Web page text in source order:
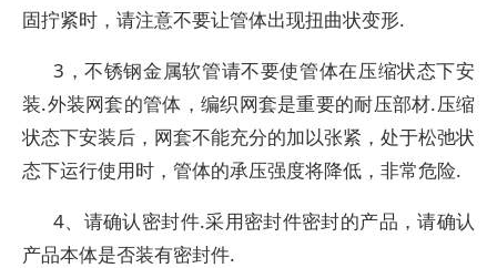
固拧紧时，请注意不要让管体出现扭曲状变形.
3，不锈钢金属软管请不要使管体在压缩状态下安
装.外装网套的管体，编织网套是重要的耐压部材.压缩
状态下安装后，网套不能充分的加以张紧，处于松弛状
态下运行使用时，管体的承压强度将降低，非常危险.
4、请确认密封件.采用密封件密封的产品，请确认
产品本体是否装有密封件.